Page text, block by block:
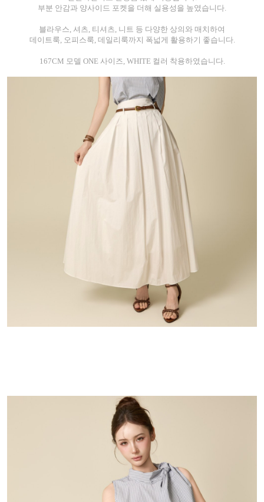
부분 안감과 양사이드 포켓을 더해 실용성을 높였습니다.
블라우스, 셔츠, 티셔츠, 니트 등 다양한 상의와 매치하여
데이트룩, 오피스룩, 데일리룩까지 폭넓게 활용하기 좋습니다.
167CM 모델 ONE 사이즈, WHITE 컬러 착용하였습니다.